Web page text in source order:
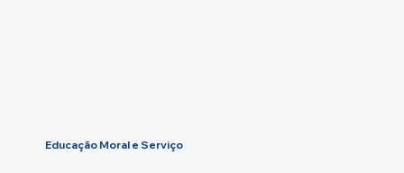
Educação Moral e Serviço